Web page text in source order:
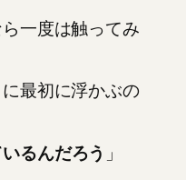
一度は触ってみ
最初に浮かぶの
るんだろう 」